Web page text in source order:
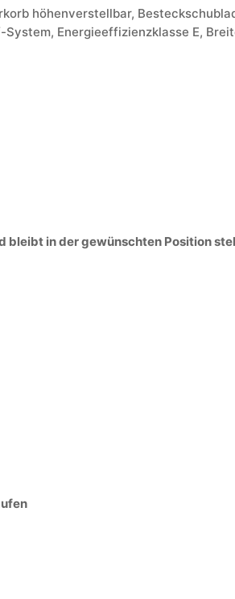
höhenverstellbar,
Energieeffizienzklasse E,
bleibt in der gewünschten Position